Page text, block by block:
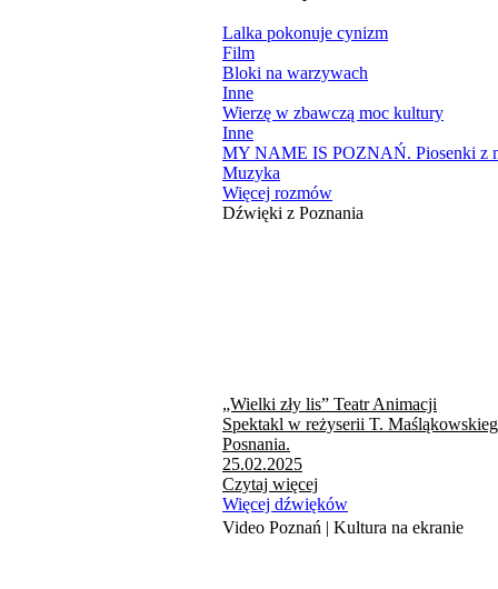
Lalka pokonuje cynizm
Film
Bloki na warzywach
Inne
Wierzę w zbawczą moc kultury
Inne
MY NAME IS POZNAŃ. Piosenki z
Muzyka
Więcej rozmów
Dźwięki z Poznania
„Wielki zły lis” Teatr Animacji
Spektakl w reżyserii T.
Posnania.
25.02.2025
Czytaj więcej
Więcej dźwięków
Video Poznań | Kultura na ekranie